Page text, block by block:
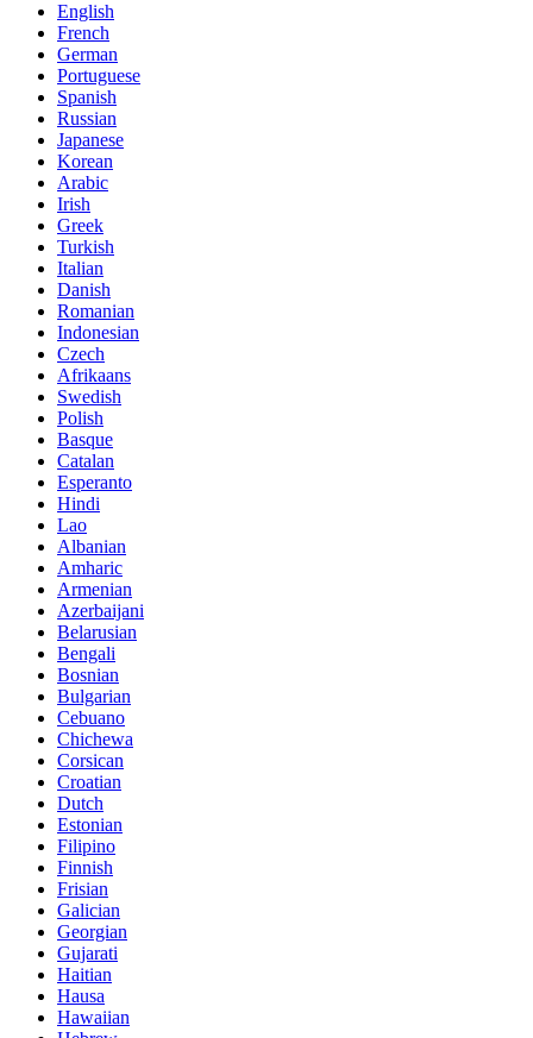
English
French
German
Portuguese
Spanish
Russian
Japanese
Korean
Arabic
Irish
Greek
Turkish
Italian
Danish
Romanian
Indonesian
Czech
Afrikaans
Swedish
Polish
Basque
Catalan
Esperanto
Hindi
Lao
Albanian
Amharic
Armenian
Azerbaijani
Belarusian
Bengali
Bosnian
Bulgarian
Cebuano
Chichewa
Corsican
Croatian
Dutch
Estonian
Filipino
Finnish
Frisian
Galician
Georgian
Gujarati
Haitian
Hausa
Hawaiian